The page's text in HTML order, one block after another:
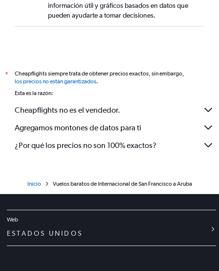
información útil y gráficos basados en datos que
pueden ayudarte a tomar decisiones.
*
Cheapflights siempre trata de obtener precios exactos, sin embargo,
los precios no están garantizados.
Esta es la razón:
Cheapflights no es el vendedor.
Agregamos montones de datos para ti
¿Por qué los precios no son 100% exactos?
Inicio Vuelos baratos de Internacional de San Francisco a Aruba
Web
ESTADOS UNIDOS